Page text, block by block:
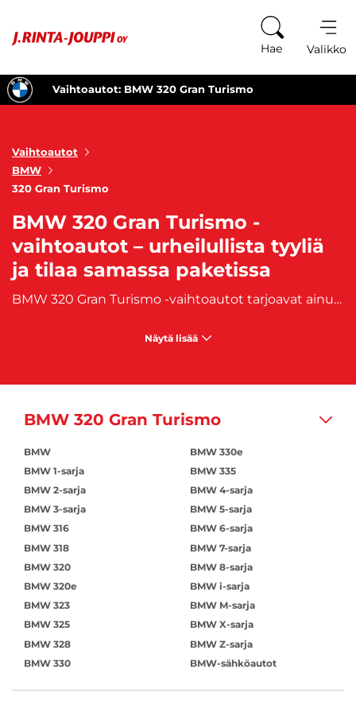
Hae Valikko
Vaihtoautot: BMW 320 Gran Turismo
Vaihtoautot
BMW
320 Gran Turismo
BMW 320 Gran Turismo -
vaihtoautot – urheilullista tyyliä
ja tilaa samassa paketissa
BMW 320 Gran Turismo -vaihtoautot tarjoavat ainutlaatuisen yhdistelmän sporttisuutta, mukavuutta ja tilaa. Viistoperäinen kori tuo lisää käytännöllisyyttä ilman kompromisseja ajettavuudessa. Moottorivaihtoehdot tarjoavat reilusti voimaa ja ajotuntuma on tunnistettavan BMW:mäinen – tarkka, vakaa ja nautinnollinen. J. Rinta-Joupilta löydät huolella tarkastetut BMW 320 GT -vaihtoautot, jotka sopivat niin arkeen kuin pidemmille ajomatkoille. Tutustu valikoimaan ja koe ajamisen vapaus!
Näytä lisää
BMW 320 Gran Turismo
BMW
BMW 1-sarja
BMW 2-sarja
BMW 3-sarja
BMW 316
BMW 318
BMW 320
BMW 320e
BMW 323
BMW 325
BMW 328
BMW 330
BMW 330e
BMW 335
BMW 4-sarja
BMW 5-sarja
BMW 6-sarja
BMW 7-sarja
BMW 8-sarja
BMW i-sarja
BMW M-sarja
BMW X-sarja
BMW Z-sarja
BMW-sähköautot